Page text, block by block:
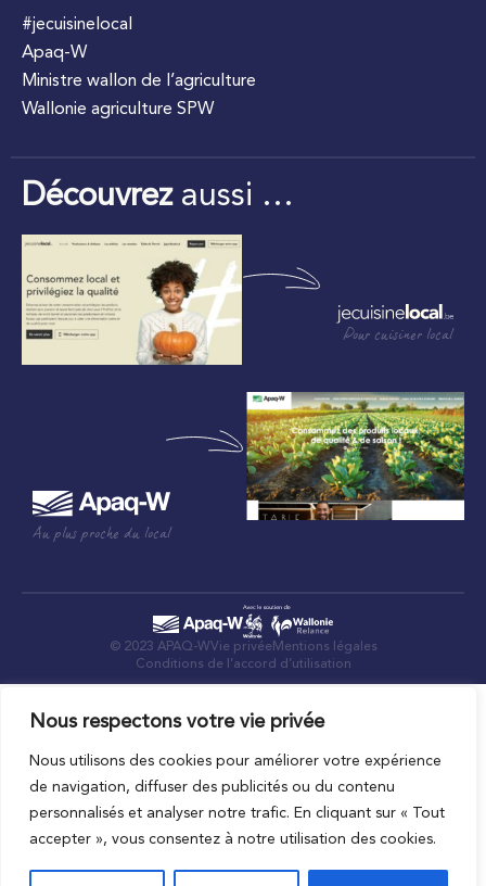
Nous respectons votre vie privée
Nous utilisons des cookies pour améliorer votre expérience
de navigation, diffuser des publicités ou du contenu
personnalisés et analyser notre trafic. En cliquant sur « Tout
accepter », vous consentez à notre utilisation des cookies.
#jecuisinelocal
Apaq-W
Ministre wallon de l’agriculture
Wallonie agriculture SPW
Découvrezaussi …
Pour cuisiner local
Au plus proche du local
© 2023 APAQ-WVie privée Mentions légales
Conditions de l’accord d’utilisation